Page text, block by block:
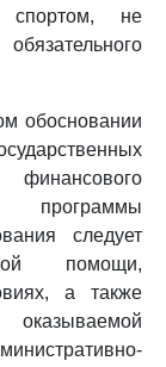
спортом, не
обосновании
программы
следует
помощи,
а также